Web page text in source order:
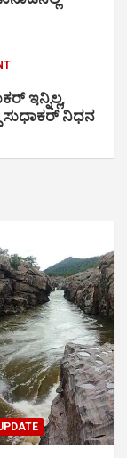
ಇನ್ನಿಲ್ಲ,
ಸುಧಾಕರ್ ನಿಧನ